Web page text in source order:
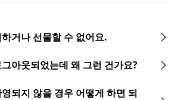
거나 선물할 수 없어요.
아웃되었는데 왜 그런 건가요?
되지 않을 경우 어떻게 하면 되